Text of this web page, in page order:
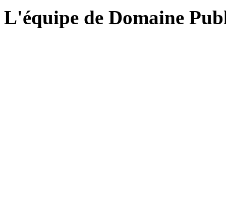
L'équipe de Domaine